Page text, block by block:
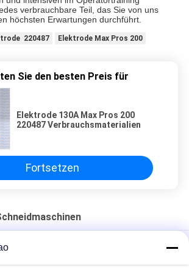
verbrauchbare Teil, das Sie von uns
höchsten Erwartungen durchführt.
220487 Elektrode Max Pros 200
Sie den besten Preis für
Elektrode 130A Max Pros 200
220487 Verbrauchsmaterialien
Fortsetzen
des Kupfer-50/60Hz
Fackel kühlt und 028872